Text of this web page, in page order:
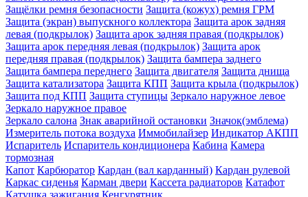
Защёлки ремня безопасности Защита (кожух) ремня ГРМ
Защита (экран) выпускного коллектора Защита арок задняя
левая (подкрылок) Защита арок задняя правая (подкрылок)
Защита арок передняя левая (подкрылок) Защита арок
передняя правая (подкрылок) Защита бампера заднего
Защита бампера переднего Защита двигателя Защита днища
Защита катализатора Защита КПП Защита крыла (подкрылок)
Защита под КПП Защита ступицы Зеркало наружное левое
Зеркало наружное правое
Зеркало салона Знак аварийной остановки Значок(эмблема)
Измеритель потока воздуха Иммобилайзер Индикатор АКПП
Испаритель Испаритель кондиционера Кабина Камера
тормозная
Капот Карбюратор Кардан (вал карданный) Кардан рулевой
Каркас сиденья Карман двери Кассета радиаторов Катафот
Катушка зажигания Кенгурятник